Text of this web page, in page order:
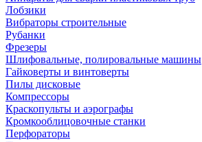
Лобзики
Вибраторы строительные
Рубанки
Фрезеры
Шлифовальные, полировальные машины
Гайковерты и винтоверты
Пилы дисковые
Компрессоры
Краскопульты и аэрографы
Кромкооблицовочные станки
Перфораторы